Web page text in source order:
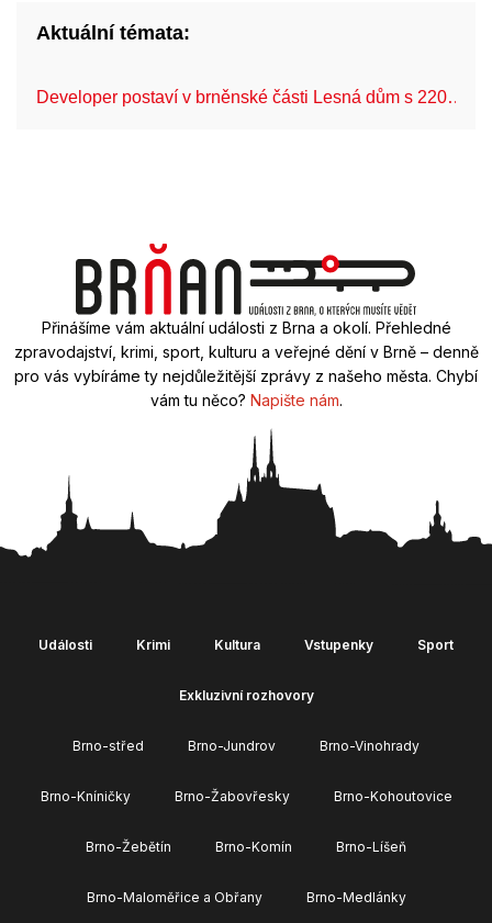
Aktuální témata:
Developer postaví v brněnské části Lesná dům s 220…
Přinášíme vám aktuální události z Brna a okolí. Přehledné
zpravodajství, krimi, sport, kulturu a veřejné dění v Brně – denně
pro vás vybíráme ty nejdůležitější zprávy z našeho města. Chybí
vám tu něco? Napište nám.
Události Krimi Kultura Vstupenky Sport
Exkluzivní rozhovory
Brno-střed Brno-Jundrov Brno-Vinohrady
Brno-Kníničky Brno-Žabovřesky Brno-Kohoutovice
Brno-Žebětín Brno-Komín Brno-Líšeň
Brno-Maloměřice a Obřany Brno-Medlánky